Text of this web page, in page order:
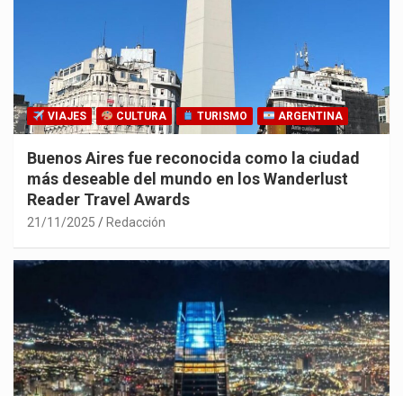
VIAJES CULTURA TURISMO ARGENTINA
Buenos Aires fue reconocida como la ciudad
más deseable del mundo en los Wanderlust
Reader Travel Awards
21/11/2025 Redacción